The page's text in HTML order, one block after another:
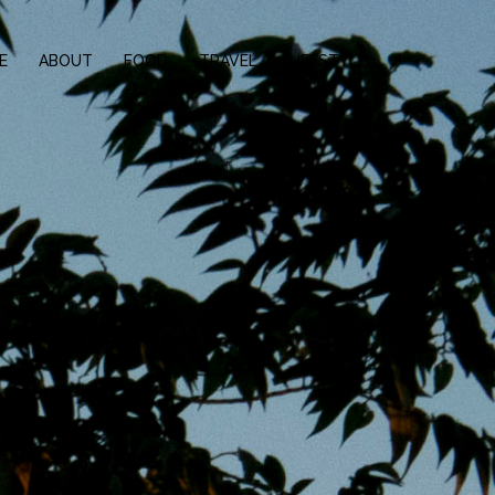
ABOUT FOOD TRAVEL LIFESTYLE